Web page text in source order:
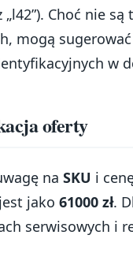
„l42”). Choć nie
mogą
w
oferty
na SKU i
jako 61000 zł.
serwisowych i